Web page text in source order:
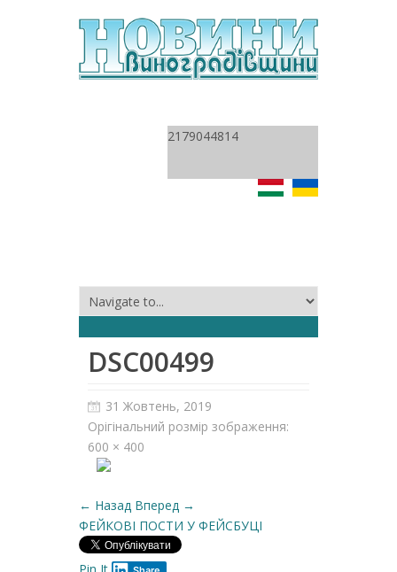
2179044814
DSC00499
31 Жовтень, 2019
Орігінальний розмір зображення:
600 × 400
← Назад Вперед →
ФЕЙКОВІ ПОСТИ У ФЕЙСБУЦІ